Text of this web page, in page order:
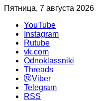
Пятница, 7 августа 2026
YouTube
Instagram
Rutube
vk.com
Odnoklassniki
Threads
Viber
Telegram
RSS